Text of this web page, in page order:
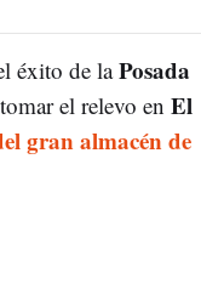
éxito de laPosada
el relevo en El
gran almacén de